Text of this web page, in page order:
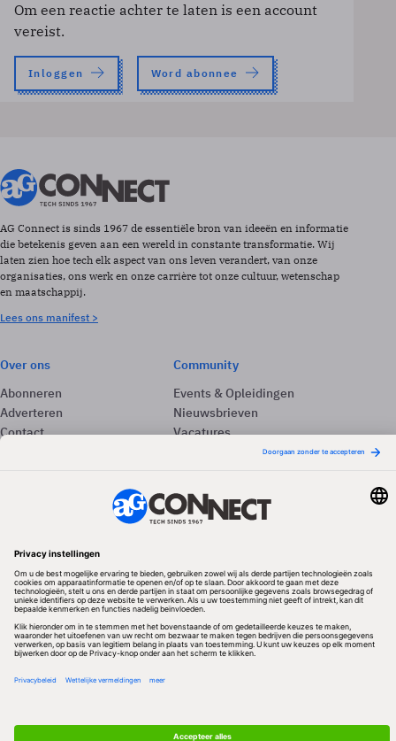
Om een reactie achter te laten is een account
vereist.
Inloggen Word abonnee
AG Connect is sinds 1967 de essentiële bron van ideeën en informatie
die betekenis geven aan een wereld in constante transformatie. Wij
laten zien hoe tech elk aspect van ons leven verandert, van onze
organisaties, ons werk en onze carrière tot onze cultuur, wetenschap
en maatschappij.
Lees ons manifest >
Over ons
Abonneren
Adverteren
Contact
Community
Events & Opleidingen
Nieuwsbrieven
Vacatures
Redactionele partner